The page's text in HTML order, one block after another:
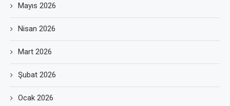
Mayıs 2026
Nisan 2026
Mart 2026
Şubat 2026
Ocak 2026